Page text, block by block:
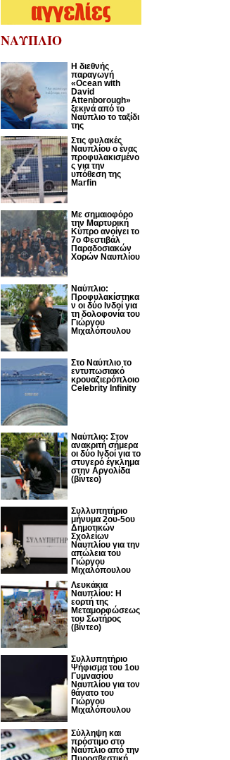
ΝΑΥΠΛΙΟ
Η διεθνής
παραγωγή
«Ocean with
David
Attenborough»
ξεκινά από το
Ναύπλιο το ταξίδι
της
Στις φυλακές
Ναυπλίου ο ένας
προφυλακισμένο
ς για την
υπόθεση της
Marfin
Με σημαιοφόρο
την Μαρτυρική
Κύπρο ανοίγει το
7ο Φεστιβάλ
Παραδοσιακών
Χορών Ναυπλίου
Ναύπλιο:
Προφυλακίστηκα
ν οι δύο Ινδοί για
τη δολοφονία του
Γιώργου
Μιχαλόπουλου
Στο Ναύπλιο το
εντυπωσιακό
κρουαζιερόπλοιο
Celebrity Infinity
Nαύπλιο: Στον
ανακριτή σήμερα
οι δύο Ινδοί για το
στυγερό έγκλημα
στην Αργολίδα
(βίντεο)
Συλλυπητήριο
μήνυμα 2ου-5ου
Δημοτικών
Σχολείων
Ναυπλίου για την
απώλεια του
Γιώργου
Μιχαλόπουλου
Λευκάκια
Ναυπλίου: Η
εορτή της
Μεταμορφώσεως
του Σωτήρος
(βίντεο)
Συλλυπητήριο
Ψήφισμα του 1ου
Γυμνασίου
Ναυπλίου για τον
θάνατο του
Γιώργου
Μιχαλόπουλου
Σύλληψη και
πρόστιμο στο
Ναύπλιο από την